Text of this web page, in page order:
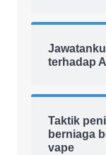
terhadap
Taktik
berniaga
vape